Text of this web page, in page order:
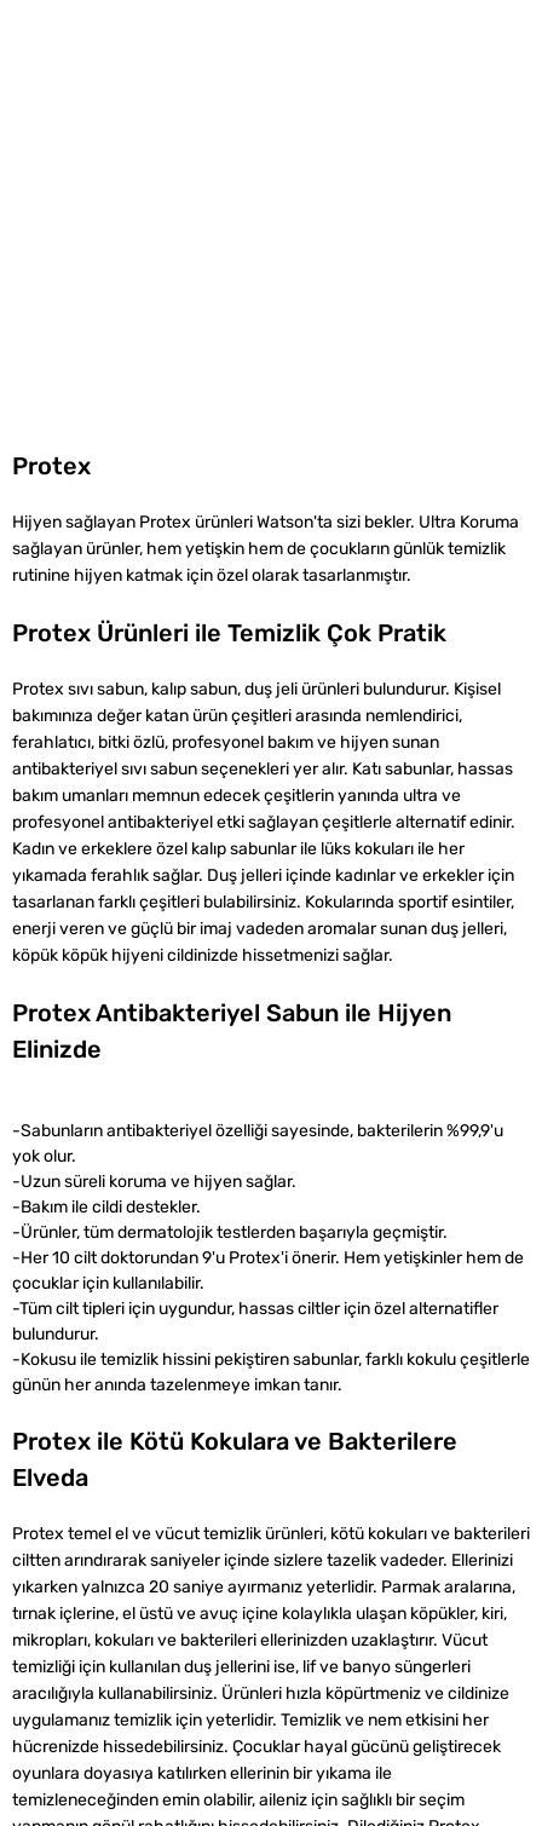
Protex
Hijyen sağlayan Protex ürünleri Watson'ta sizi bekler. Ultra Koruma
sağlayan ürünler, hem yetişkin hem de çocukların günlük temizlik
rutinine hijyen katmak için özel olarak tasarlanmıştır.
Protex Ürünleri ile Temizlik Çok Pratik
Protex sıvı sabun, kalıp sabun, duş jeli ürünleri bulundurur. Kişisel
bakımınıza değer katan ürün çeşitleri arasında nemlendirici,
ferahlatıcı, bitki özlü, profesyonel bakım ve hijyen sunan
antibakteriyel sıvı sabun seçenekleri yer alır. Katı sabunlar, hassas
bakım umanları memnun edecek çeşitlerin yanında ultra ve
profesyonel antibakteriyel etki sağlayan çeşitlerle alternatif edinir.
Kadın ve erkeklere özel kalıp sabunlar ile lüks kokuları ile her
yıkamada ferahlık sağlar. Duş jelleri içinde kadınlar ve erkekler için
tasarlanan farklı çeşitleri bulabilirsiniz. Kokularında sportif esintiler,
enerji veren ve güçlü bir imaj vadeden aromalar sunan duş jelleri,
köpük köpük hijyeni cildinizde hissetmenizi sağlar.
Protex Antibakteriyel Sabun ile Hijyen
Elinizde
-Sabunların antibakteriyel özelliği sayesinde, bakterilerin %99,9'u
yok olur.
-Uzun süreli koruma ve hijyen sağlar.
-Bakım ile cildi destekler.
-Ürünler, tüm dermatolojik testlerden başarıyla geçmiştir.
-Her 10 cilt doktorundan 9'u Protex'i önerir. Hem yetişkinler hem de
çocuklar için kullanılabilir.
-Tüm cilt tipleri için uygundur, hassas ciltler için özel alternatifler
bulundurur.
-Kokusu ile temizlik hissini pekiştiren sabunlar, farklı kokulu çeşitlerle
günün her anında tazelenmeye imkan tanır.
Protex ile Kötü Kokulara ve Bakterilere
Elveda
Protex temel el ve vücut temizlik ürünleri, kötü kokuları ve bakterileri
ciltten arındırarak saniyeler içinde sizlere tazelik vadeder. Ellerinizi
yıkarken yalnızca 20 saniye ayırmanız yeterlidir. Parmak aralarına,
tırnak içlerine, el üstü ve avuç içine kolaylıkla ulaşan köpükler, kiri,
mikropları, kokuları ve bakterileri ellerinizden uzaklaştırır. Vücut
temizliği için kullanılan duş jellerini ise, lif ve banyo süngerleri
aracılığıyla kullanabilirsiniz. Ürünleri hızla köpürtmeniz ve cildinize
uygulamanız temizlik için yeterlidir. Temizlik ve nem etkisini her
hücrenizde hissedebilirsiniz. Çocuklar hayal gücünü geliştirecek
oyunlara doyasıya katılırken ellerinin bir yıkama ile
temizleneceğinden emin olabilir, aileniz için sağlıklı bir seçim